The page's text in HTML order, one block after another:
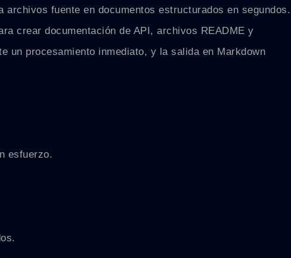
fuente en documentos estructurados en segundos.
crear documentación de API, archivos README y
procesamiento inmediato, y la salida en Markdown
esfuerzo.